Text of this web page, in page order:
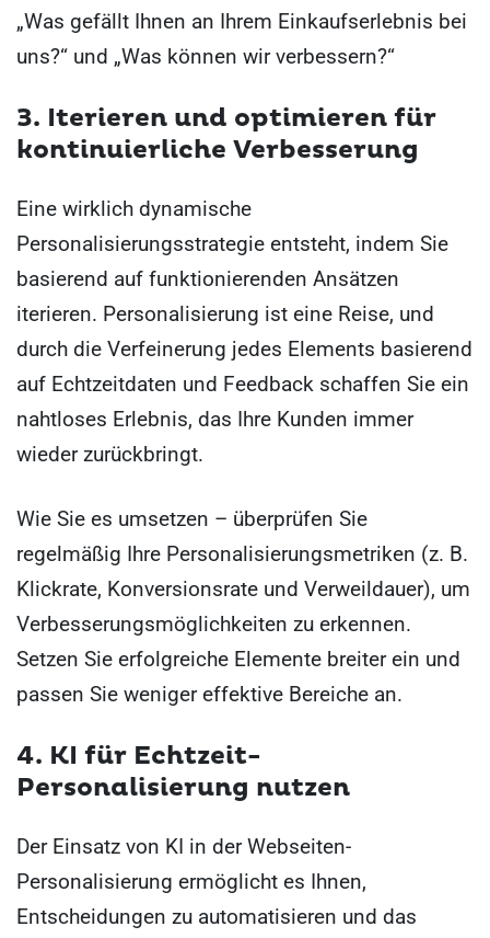
„Was gefällt Ihnen an Ihrem Einkaufserlebnis bei
uns?“ und „Was können wir verbessern?“
3. Iterieren und optimieren für
kontinuierliche Verbesserung
Eine wirklich dynamische
Personalisierungsstrategie entsteht, indem Sie
basierend auf funktionierenden Ansätzen
iterieren. Personalisierung ist eine Reise, und
durch die Verfeinerung jedes Elements basierend
auf Echtzeitdaten und Feedback schaffen Sie ein
nahtloses Erlebnis, das Ihre Kunden immer
wieder zurückbringt.
Wie Sie es umsetzen – überprüfen Sie
regelmäßig Ihre Personalisierungsmetriken (z. B.
Klickrate, Konversionsrate und Verweildauer), um
Verbesserungsmöglichkeiten zu erkennen.
Setzen Sie erfolgreiche Elemente breiter ein und
passen Sie weniger effektive Bereiche an.
4. KI für Echtzeit-
Personalisierung nutzen
Der Einsatz von KI in der Webseiten-
Personalisierung ermöglicht es Ihnen,
Entscheidungen zu automatisieren und das